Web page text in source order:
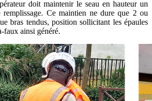
doit maintenir le seau en hauteur un
remplissage. Ce maintien ne dure que 2 ou
bras tendus, position sollicitant les épaules
faux ainsi généré.